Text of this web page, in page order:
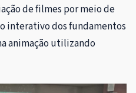
de filmes por meio de
interativo dos fundamentos
animação utilizando